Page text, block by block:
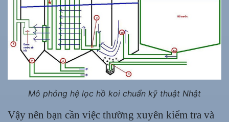
Mô phỏng hệ lọc hồ koi chuẩn kỹ thuật Nhật
Vậy nên bạn cần việc thường xuyên kiểm tra và